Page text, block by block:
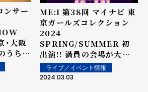
大阪
うち終
した
ME:I 第38回 マイナビ 東
京ガールズコレクション
2024
SPRING/SUMMER 初
出演!! 満員の会場が大歓
声に包まれた圧巻の初パフ
ォーマンスを披露!
ライブ／イベント情報
2024.03.03